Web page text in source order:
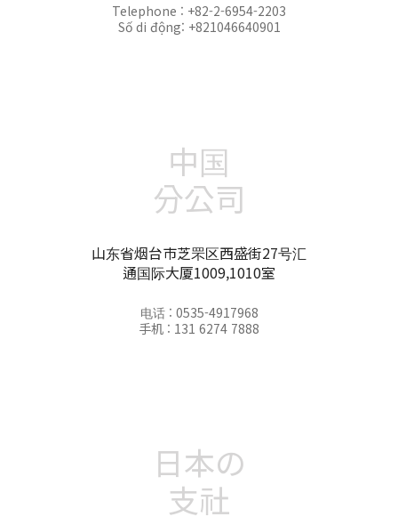
Telephone : +82-2-6954-2203
Số di động: +821046640901
中国
分公司
山东省烟台市芝罘区西盛街27号汇
通国际大厦1009,1010室
电话 : 0535-4917968
手机 : 131 6274 7888
日本の
支社